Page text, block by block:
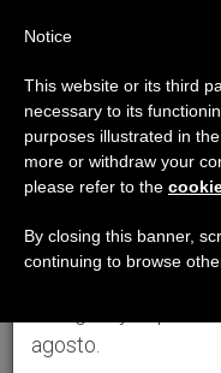
Aviso
Del 27 de julio al
anual,
se generan menos
agosto.
Notice
This website or its third
necessary to its
purposes illustrated in
more or withdraw your
please refer to the
By closing this banner,
continuing to browse